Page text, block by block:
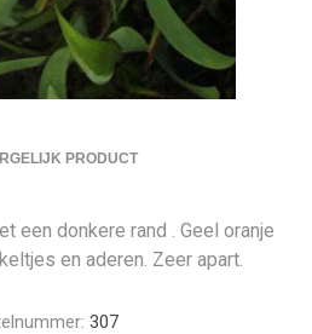
PRODUCT
een donkere rand . Geel oranje
en aderen. Zeer apart.
307